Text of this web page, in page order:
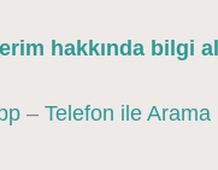
hakkında
– Telefon ile Arama